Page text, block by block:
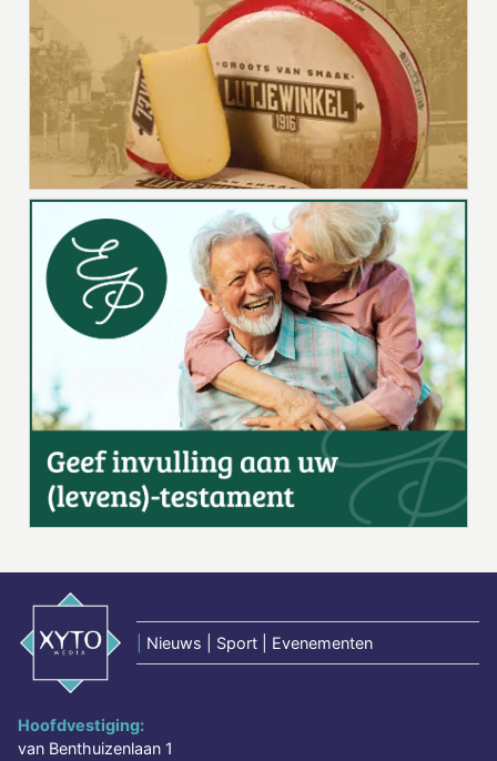
Nieuws | Sport | Evenementen
Hoofdvestiging:
van Benthuizenlaan 1